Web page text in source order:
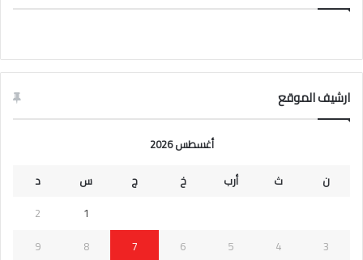
ارشيف الموقع
أغسطس 2026
ن
ث أرب خ ج س
د
1
2
3
4
5
6
7
8
9